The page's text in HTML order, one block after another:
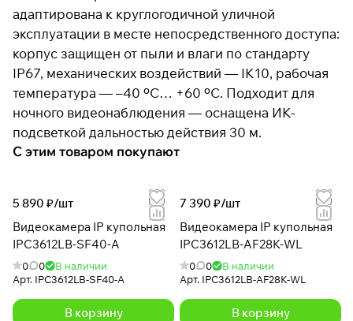
адаптирована к круглогодичной уличной
эксплуатации в месте непосредственного доступа:
корпус защищен от пыли и влаги по стандарту
IP67, механических воздействий — IK10, рабочая
температура — –40 ºС… +60 ºС. Подходит для
ночного видеонаблюдения — оснащена ИК-
подсветкой дальностью действия 30 м.
С этим товаром покупают
5 890 ₽/шт
Видеокамера IP купольная
IPC3612LB-SF40-A
0 0
В наличии
Арт. IPC3612LB-SF40-A
В корзину
7 390 ₽/шт
Видеокамера IP купольная
IPC3612LB-AF28K-WL
0 0
В наличии
Арт. IPC3612LB-AF28K-WL
В корзину